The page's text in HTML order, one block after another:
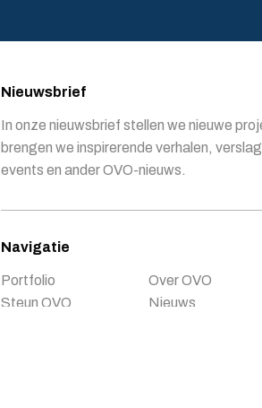
Nieuwsbrief
In onze nieuwsbrief stellen we nieuwe
brengen we inspirerende verhalen,
events en ander OVO-nieuws.
Navigatie
Portfolio
Steun OVO
Over OVO
Nieuws